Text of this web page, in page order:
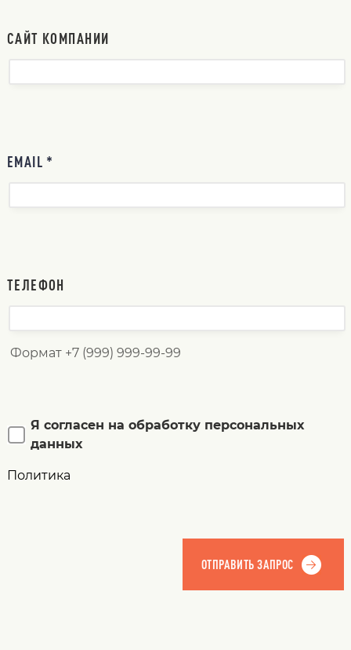
САЙТ КОМПАНИИ
EMAIL *
ТЕЛЕФОН
Формат +7 (999) 999-99-99
Я согласен на обработку персональных
данных
Политика